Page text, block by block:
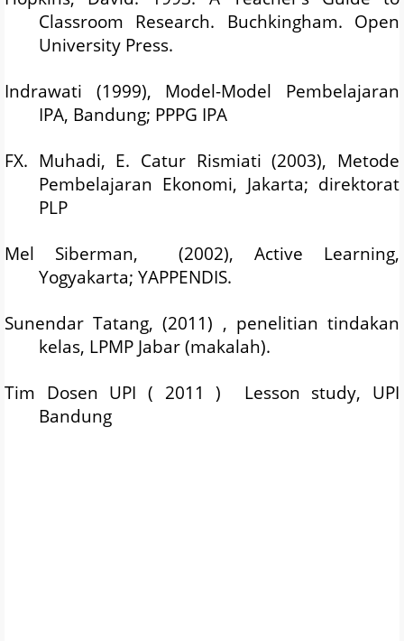
Classroom Research. Buchkingham. Open
University Press.
Indrawati (1999), Model-Model Pembelajaran
IPA, Bandung; PPPG IPA
FX. Muhadi, E. Catur Rismiati (2003), Metode
Pembelajaran Ekonomi, Jakarta; direktorat
PLP
Mel Siberman, (2002), Active Learning,
Yogyakarta; YAPPENDIS.
Sunendar Tatang, (2011) , penelitian tindakan
kelas, LPMP Jabar (makalah).
Tim Dosen UPI ( 2011 ) Lesson study, UPI
Bandung